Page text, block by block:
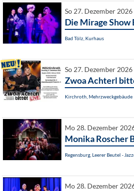
So 27. Dezember
Die Mirage Show
Bad Tölz, Kurhaus
So 27. Dezember
Zwoa Achterl
Kirchroth, Mehrzweckgebäude
Mo 28. Dezember
Monika Roscher
Regensburg, Leerer Beutel -
Mo 28. Dezember